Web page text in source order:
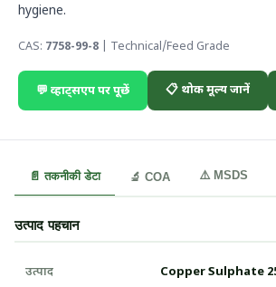
hygiene.
CAS: 7758-99-8 | Technical/Feed Grade
💬 व्हाट्सएप पर पूछें 📋 थोक मूल्य जानें
📄 तकनीकी डेटा 🔬 COA ⚠️ MSDS
उत्पाद पहचान
उत्पाद Copper Sulphate